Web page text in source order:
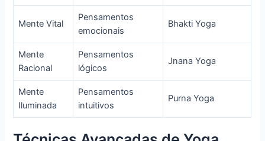
Mente Vital
Pensamentos
emocionais
Bhakti Yoga
Mente
Racional
Pensamentos
lógicos
Jnana Yoga
Mente
Iluminada
Pensamentos
intuitivos
Purna Yoga